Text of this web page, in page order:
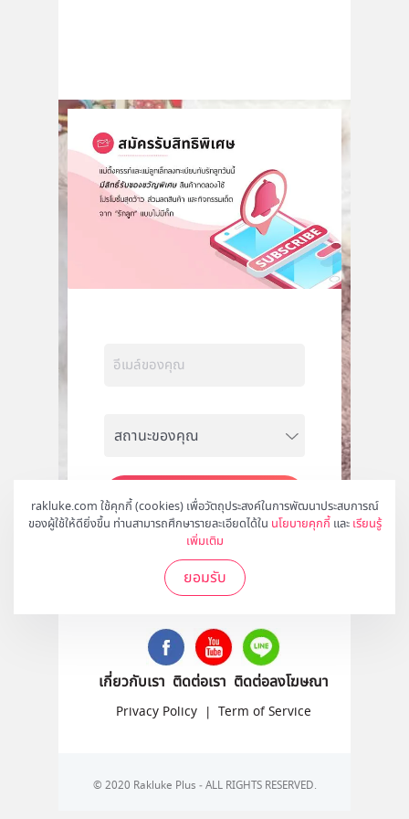
rakluke.com ใช้คุกกี้ (cookies) เพื่อวัตถุประสงค์ในการพัฒนาประสบการณ์
ของผู้ใช้ให้ดียิ่งขึ้น ท่านสามารถศึกษารายละเอียดได้ใน นโยบายคุกกี้ และ เรียนรู้
เพิ่มเติม
ยอมรับ
สมัคร
ติดตามเราได้ที่
เกี่ยวกับเรา ติดต่อเรา ติดต่อลงโฆษณา
Privacy Policy | Term of Service
© 2020 Rakluke Plus - ALL RIGHTS RESERVED.